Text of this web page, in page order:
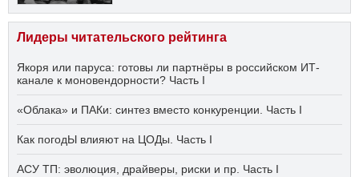
Лидеры читательского рейтинга
Якоря или паруса: готовы ли партнёры в российском ИТ-
канале к моновендорности? Часть I
«Облака» и ПАКи: синтез вместо конкуренции. Часть I
Как погодЫ влияют на ЦОДы. Часть I
АСУ ТП: эволюция, драйверы, риски и пр. Часть I